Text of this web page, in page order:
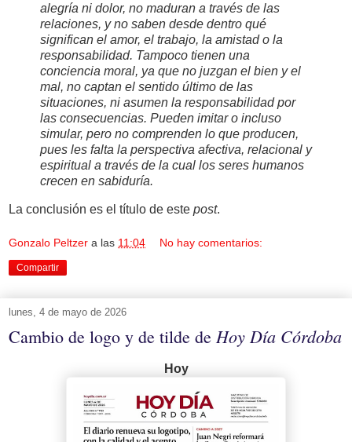
alegría ni dolor, no maduran a través de las
relaciones, y no saben desde dentro qué
significan el amor, el trabajo, la amistad o la
responsabilidad. Tampoco tienen una
conciencia moral, ya que no juzgan el bien y el
mal, no captan el sentido último de las
situaciones, ni asumen la responsabilidad por
las consecuencias. Pueden imitar o incluso
simular, pero no comprenden lo que producen,
pues les falta la perspectiva afectiva, relacional y
espiritual a través de la cual los seres humanos
crecen en sabiduría.
La conclusión es el título de este post.
Gonzalo Peltzer a las 11:04 No hay comentarios:
Compartir
lunes, 4 de mayo de 2026
Cambio de logo y de tilde de Hoy Día Córdoba
Hoy